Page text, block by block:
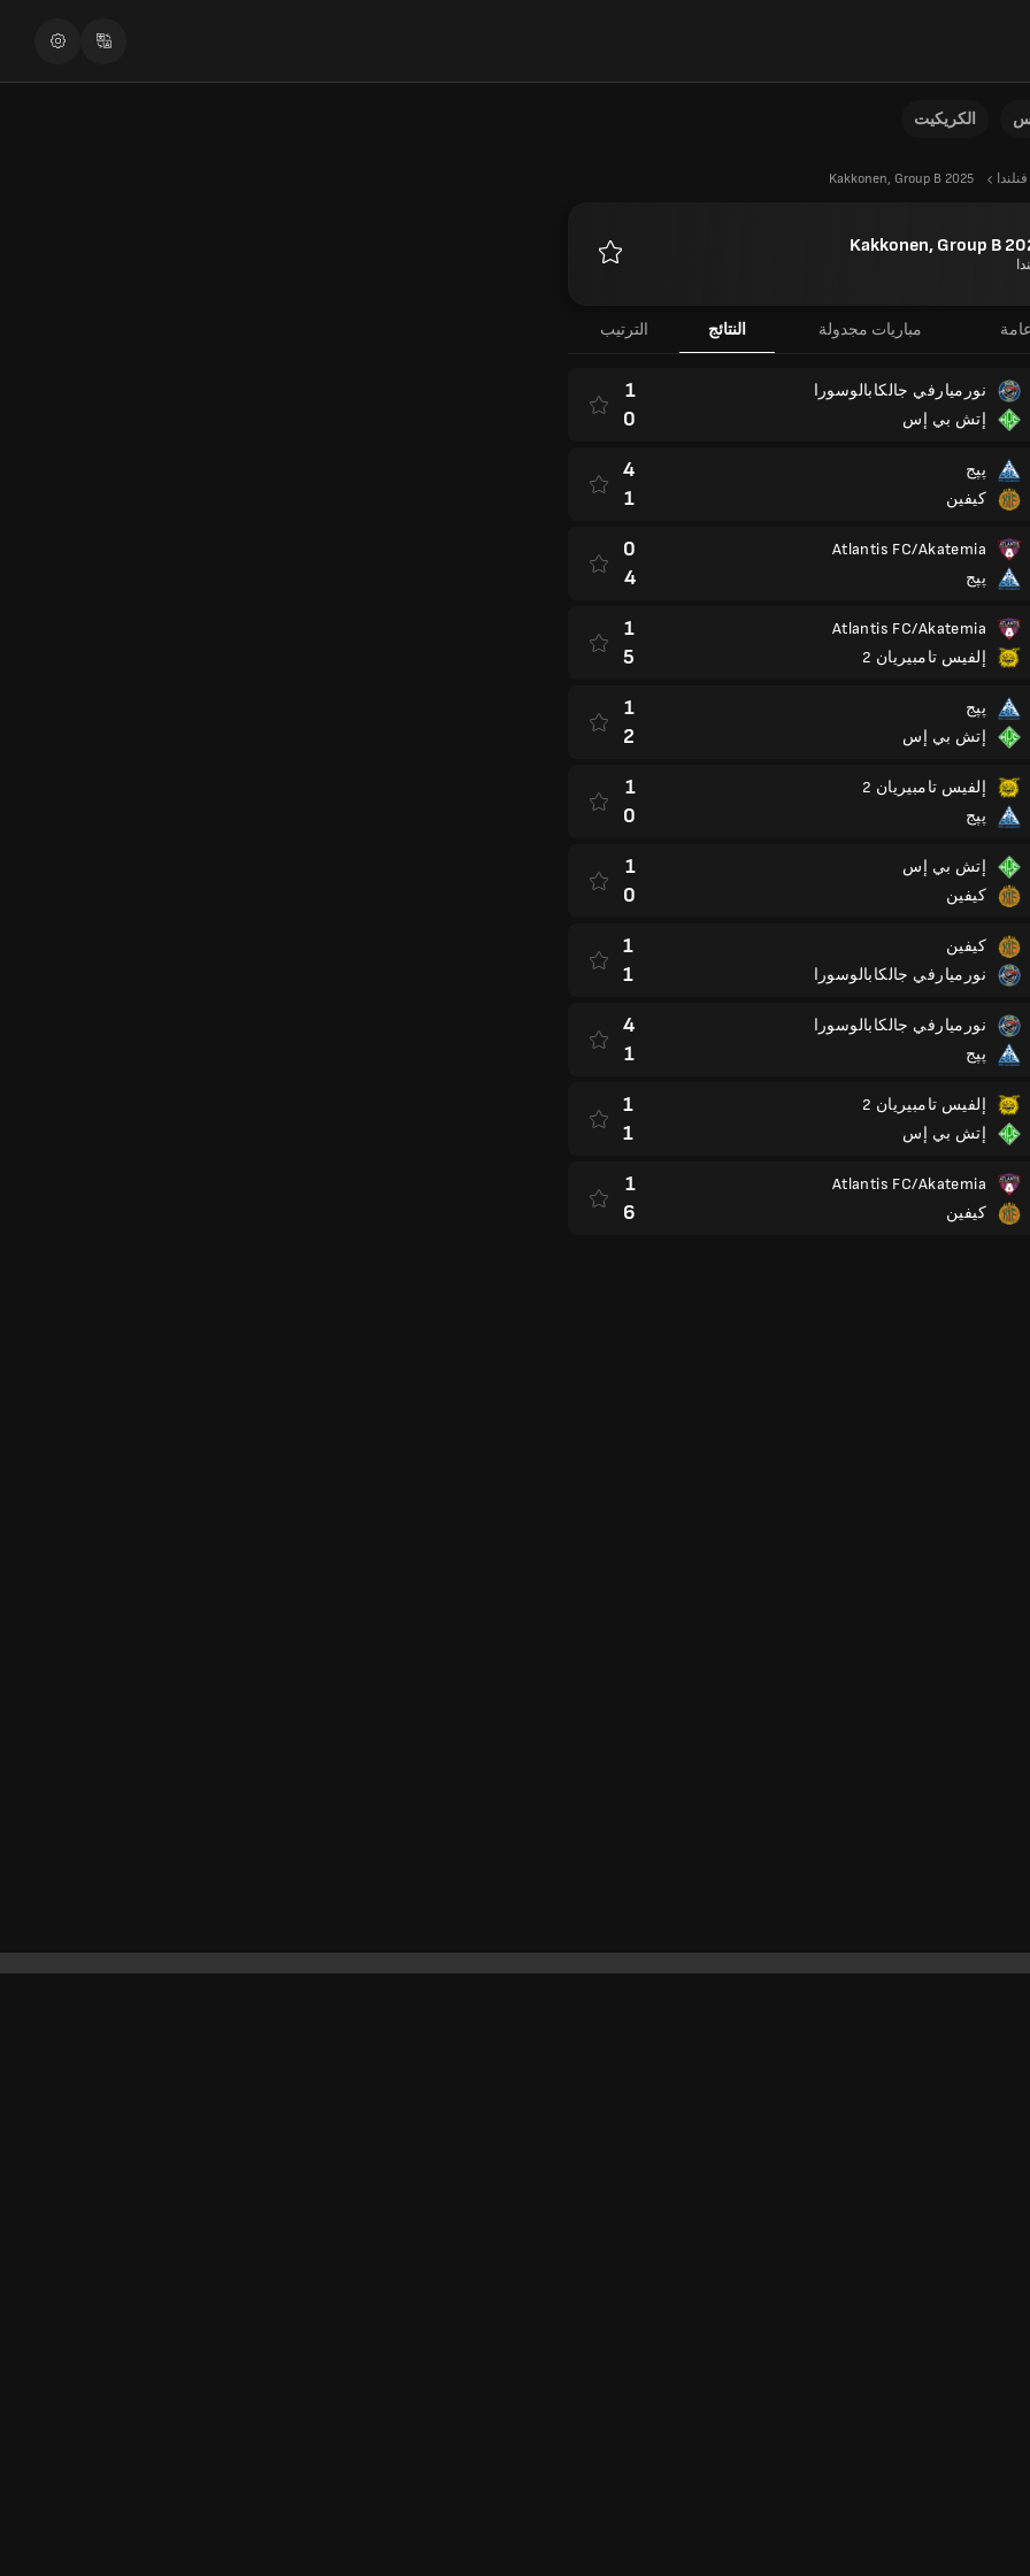
الكريكيت
فنلندا Kakkonen, Group B 2025
Kakkonen, Group B
مباريات مجدولة النتائج الترتيب
نورميارفي جالكابالوسورا
إتش بي إس
1
0
پپج
كيفين
4
1
Atlantis FC/Akatemia
پپج
0
4
Atlantis FC/Akatemia
إلفيس تامبيريان 2
1
5
پپج
إتش بي إس
1
2
إلفيس تامبيريان 2
پپج
1
0
إتش بي إس
كيفين
1
0
كيفين
نورميارفي جالكابالوسورا
1
1
نورميارفي جالكابالوسورا
پپج
4
1
إلفيس تامبيريان 2
إتش بي إس
1
1
Atlantis FC/Akatemia
كيفين
1
6